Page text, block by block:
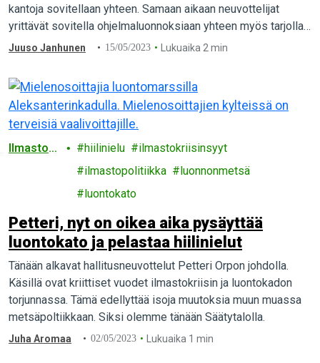
kantoja sovitellaan yhteen. Samaan aikaan neuvottelijat
yrittävät sovitella ohjelmaluonnoksiaan yhteen myös tarjolla
olevan asiantuntijatiedon kanssa. Esimerkiksi ilmastotoimien
Juuso Janhunen 15/05/2023 Lukuaika 2 min
Ilmaston
hiilinielu
ilmastokriisinsyyt
ilmastopolitiikka
luonnonmetsä
luontokato
Petteri, nyt on oikea aika pysäyttää
luontokato ja pelastaa hiilinielut
Tänään alkavat hallitusneuvottelut Petteri Orpon johdolla.
Käsillä ovat kriittiset vuodet ilmastokriisin ja luontokadon
torjunnassa. Tämä edellyttää isoja muutoksia muun muassa
metsäpoltiikkaan. Siksi olemme tänään Säätytalolla.
Juha Aromaa 02/05/2023 Lukuaika 1 min